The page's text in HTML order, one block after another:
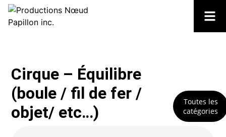
Cirque – Équilibre
(boule / fil de fer /
objet/ etc…)
Toutes les
catégories